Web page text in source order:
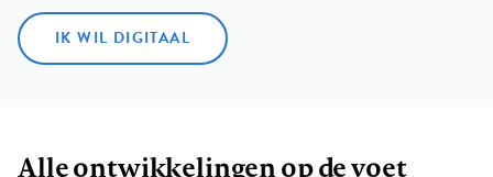
IK WIL DIGITAAL
Alle ontwikkelingen op de voet